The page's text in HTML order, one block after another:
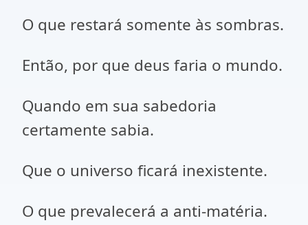
O que restará somente às sombras.
Então, por que deus faria o mundo.
Quando em sua sabedoria
certamente sabia.
Que o universo ficará inexistente.
O que prevalecerá a anti-matéria.